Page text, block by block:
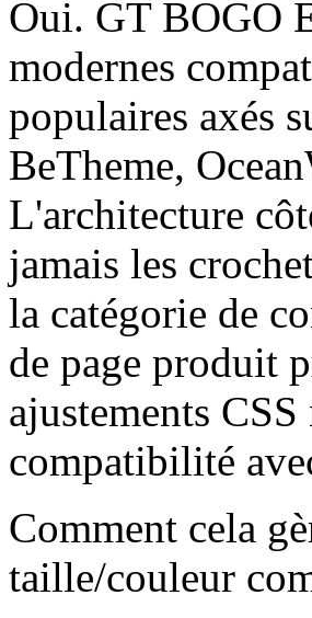
Oui. GT BOGO
modernes
populaires axés
BeTheme,
L'architecture
jamais les
la catégorie de
de page produit
ajustements
compatibilité
Comment cela
taille/couleur